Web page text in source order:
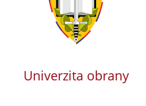
Univerzita obrany